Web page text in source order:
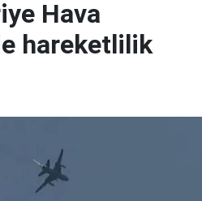
Hava
hareketlilik